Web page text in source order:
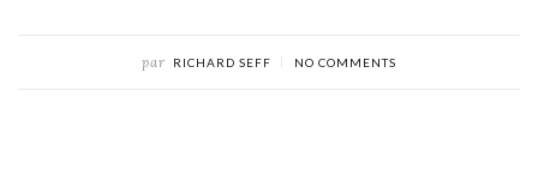
par RICHARD SEFF NO COMMENTS